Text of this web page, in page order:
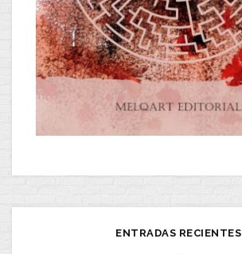
ENTRADAS RECIENTES